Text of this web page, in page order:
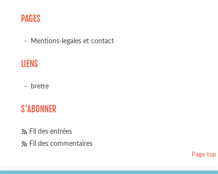
PAGES
Mentions-legales et contact
LIENS
brette
S'ABONNER
Fil des entrées
Fil des commentaires
Page top